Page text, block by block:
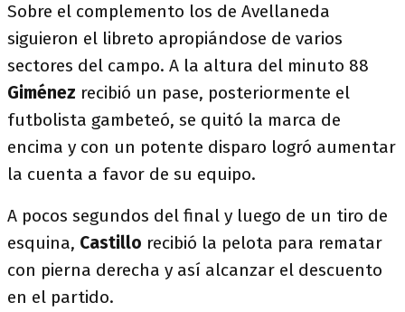
Sobre el complemento los de Avellaneda
siguieron el libreto apropiándose de varios
sectores del campo. A la altura del minuto 88
Giménez recibió un pase, posteriormente el
futbolista gambeteó, se quitó la marca de
encima y con un potente disparo logró aumentar
la cuenta a favor de su equipo.
A pocos segundos del final y luego de un tiro de
esquina, Castillo recibió la pelota para rematar
con pierna derecha y así alcanzar el descuento
en el partido.